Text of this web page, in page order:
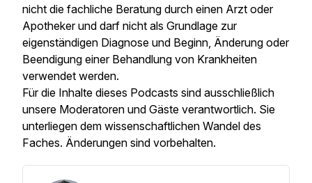
nicht die fachliche Beratung durch einen Arzt oder
Apotheker und darf nicht als Grundlage zur
eigenständigen Diagnose und Beginn, Änderung oder
Beendigung einer Behandlung von Krankheiten
verwendet werden.
Für die Inhalte dieses Podcasts sind ausschließlich
unsere Moderatoren und Gäste verantwortlich. Sie
unterliegen dem wissenschaftlichen Wandel des
Faches. Änderungen sind vorbehalten.